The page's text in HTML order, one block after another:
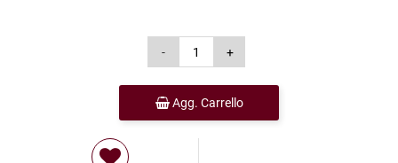
Agg. Carrello